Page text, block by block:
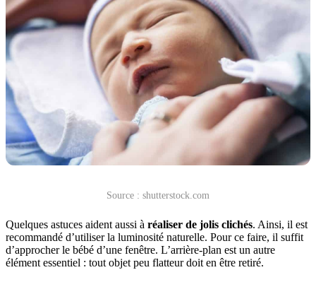
Source : shutterstock.com
Quelques astuces aident aussi à réaliser de jolis clichés. Ainsi, il est
recommandé d’utiliser la luminosité naturelle. Pour ce faire, il suffit
d’approcher le bébé d’une fenêtre. L’arrière-plan est un autre
élément essentiel : tout objet peu flatteur doit en être retiré.